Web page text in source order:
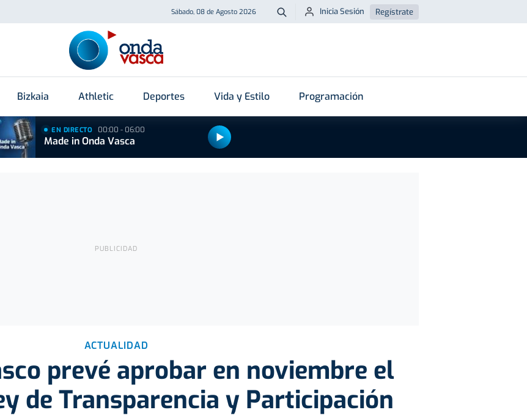
Sábado, 08 de Agosto 2026 Buscar
Inicia Sesión Regístrate
Bizkaia Athletic Deportes Vida y Estilo Programación
EN DIRECTO 00:00 - 06:00
Made in Onda Vasca
ACTUALIDAD
prevé aprobar en noviembre el
de Transparencia y Participación